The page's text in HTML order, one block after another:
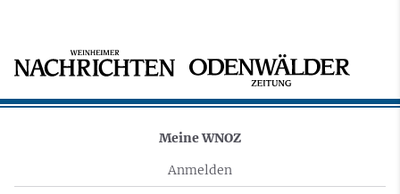
Meine WNOZ
Anmelden